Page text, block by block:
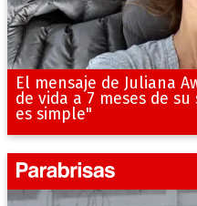
El mensaje de Juliana
de vida a 7 meses de
es simple"